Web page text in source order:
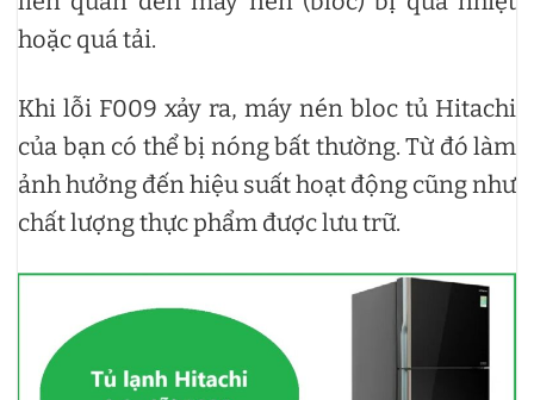
hoặc quá tải.
Khi lỗi F009 xảy ra, máy nén bloc tủ Hitachi
của bạn có thể bị nóng bất thường. Từ đó làm
ảnh hưởng đến hiệu suất hoạt động cũng như
chất lượng thực phẩm được lưu trữ.